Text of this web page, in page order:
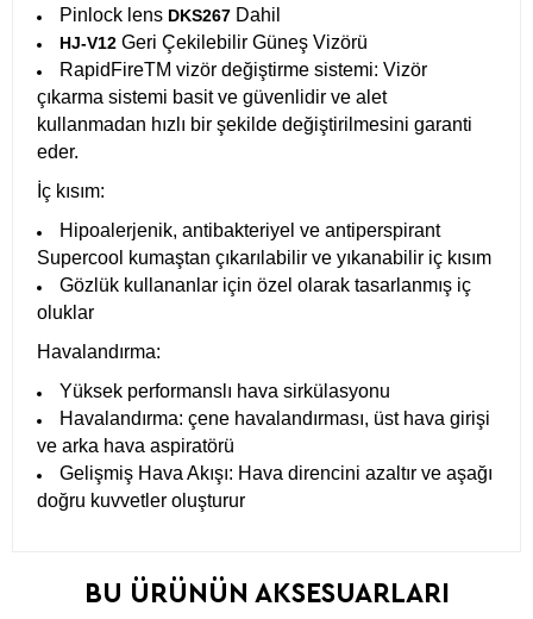
Pinlock lens DKS267 Dahil
HJ-V12 Geri Çekilebilir Güneş Vizörü
RapidFireTM vizör değiştirme sistemi: Vizör
çıkarma sistemi basit ve güvenlidir ve alet
kullanmadan hızlı bir şekilde değiştirilmesini garanti
eder.
İç kısım:
Hipoalerjenik, antibakteriyel ve antiperspirant
Supercool kumaştan çıkarılabilir ve yıkanabilir iç kısım
Gözlük kullananlar için özel olarak tasarlanmış iç
oluklar
Havalandırma:
Yüksek performanslı hava sirkülasyonu
Havalandırma: çene havalandırması, üst hava girişi
ve arka hava aspiratörü
Gelişmiş Hava Akışı: Hava direncini azaltır ve aşağı
doğru kuvvetler oluşturur
BU ÜRÜNÜN AKSESUARLARI